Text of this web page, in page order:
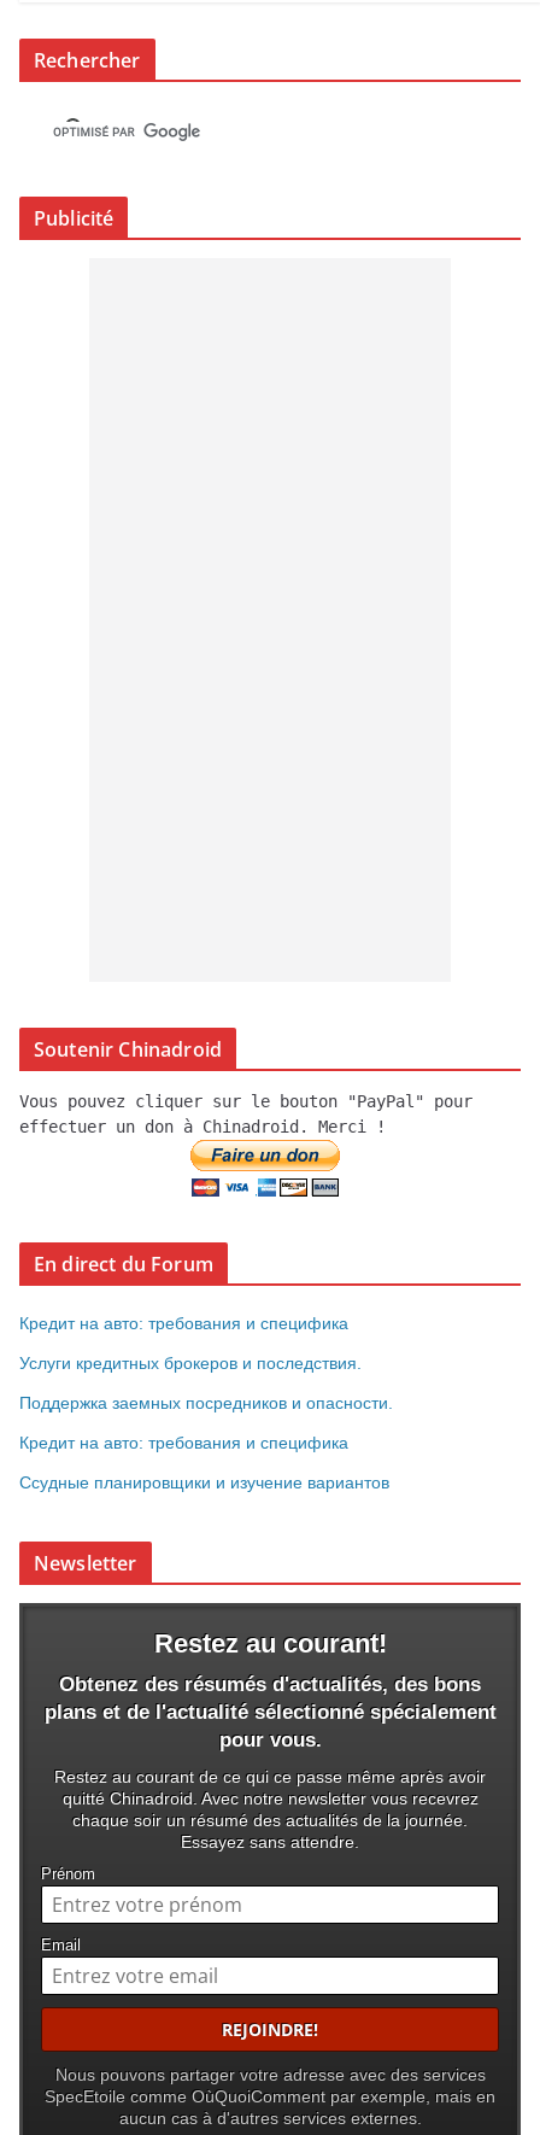
Rechercher
Publicité
Soutenir Chinadroid
Vous pouvez cliquer sur le bouton "PayPal" pour
effectuer un don à Chinadroid. Merci !
En direct du Forum
Кредит на авто: требования и специфика
Услуги кредитных брокеров и последствия.
Поддержка заемных посредников и опасности.
Кредит на авто: требования и специфика
Ссудные планировщики и изучение вариантов
Newsletter
Restez au courant!
Obtenez des résumés d'actualités, des bons
plans et de l'actualité sélectionné spécialement
pour vous.
Restez au courant de ce qui ce passe même après avoir
quitté Chinadroid. Avec notre newsletter vous recevrez
chaque soir un résumé des actualités de la journée.
Essayez sans attendre.
Prénom
Email
Nous pouvons partager votre adresse avec des services
SpecEtoile comme OùQuoiComment par exemple, mais en
aucun cas à d'autres services externes.